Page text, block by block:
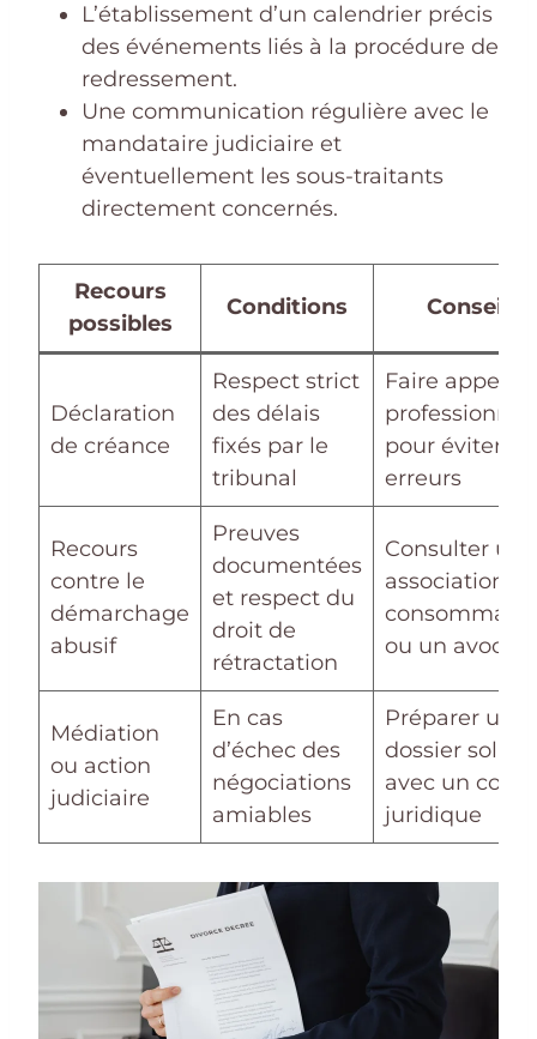
L’établissement d’un calendrier précis
des événements liés à la procédure de
redressement.
Une communication régulière avec le
mandataire judiciaire et
éventuellement les sous-traitants
directement concernés.
Recours
possibles
Conditions Conseils
Déclaration
de créance
Respect strict
des délais
fixés par le
tribunal
Faire appel à
professionnel
pour éviter les
erreurs
Recours
contre le
démarchage
abusif
Preuves
documentées
et respect du
droit de
rétractation
Consulter une
association
ou un avocat
Médiation
ou action
judiciaire
En cas
d’échec des
négociations
amiables
Préparer un
dossier solide
avec un
juridique